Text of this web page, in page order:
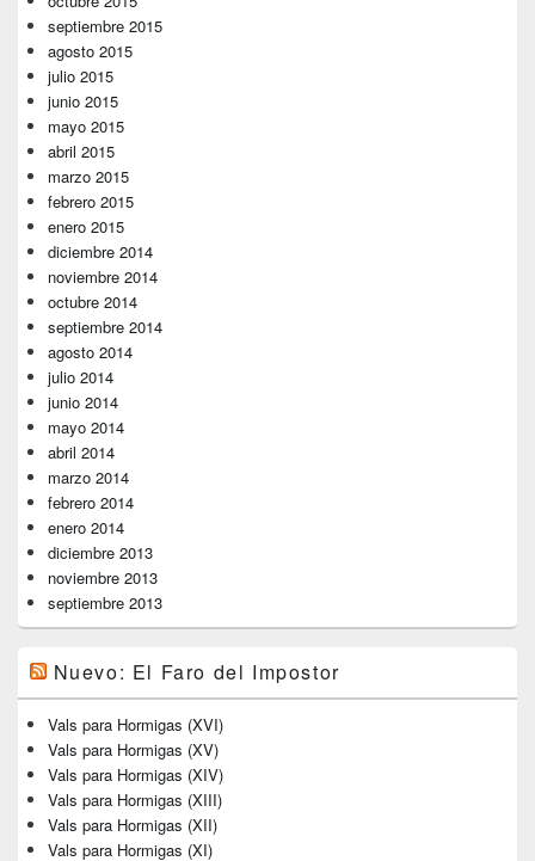
septiembre 2015
agosto 2015
julio 2015
junio 2015
mayo 2015
abril 2015
marzo 2015
febrero 2015
enero 2015
diciembre 2014
noviembre 2014
octubre 2014
septiembre 2014
agosto 2014
julio 2014
junio 2014
mayo 2014
abril 2014
marzo 2014
febrero 2014
enero 2014
diciembre 2013
noviembre 2013
septiembre 2013
Nuevo: El Faro del Impostor
Vals para Hormigas (XVI)
Vals para Hormigas (XV)
Vals para Hormigas (XIV)
Vals para Hormigas (XIII)
Vals para Hormigas (XII)
Vals para Hormigas (XI)